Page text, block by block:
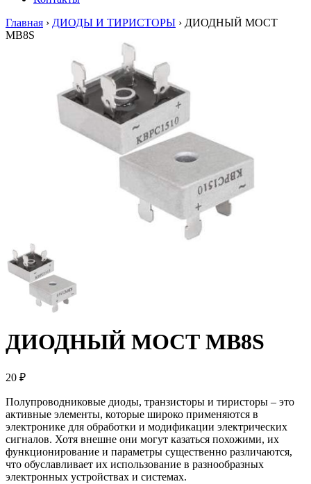
Главная › ДИОДЫ И ТИРИСТОРЫ › ДИОДНЫЙ МОСТ
MB8S
ДИОДНЫЙ МОСТ MB8S
20 ₽
Полупроводниковые диоды, транзисторы и тиристоры – это
активные элементы, которые широко применяются в
электронике для обработки и модификации электрических
сигналов. Хотя внешне они могут казаться похожими, их
функционирование и параметры существенно различаются,
что обуславливает их использование в разнообразных
электронных устройствах и системах.